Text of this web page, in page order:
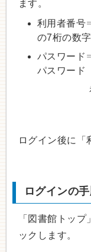
ます。
利用者番号
の7桁の数字
パスワード
パスワード
ログイン後に「
ログインの
「図書館トッ
ックします。